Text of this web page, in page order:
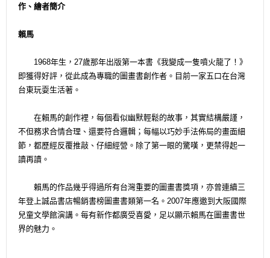
作、繪者簡介
賴馬
1968年生，27歲那年出版第一本書《我變成一隻噴火龍了！》
即獲得好評，從此成為專職的圖畫書創作者。目前一家五口在台灣
台東玩耍生活著。
在賴馬的創作裡，每個看似幽默輕鬆的故事，其實結構嚴謹，
不但務求合情合理、還要符合邏輯；每幅以巧妙手法佈局的畫面細
節，都歷經反覆推敲、仔細經營。除了第一眼的驚嘆，更禁得起一
讀再讀。
賴馬的作品幾乎得過所有台灣重要的圖畫書獎項，亦曾連續三
年登上誠品書店暢銷書榜圖畫書類第一名。2007年應邀到大阪國際
兒童文學館演講。每有新作都廣受喜愛，足以顯示賴馬在圖畫書世
界的魅力。